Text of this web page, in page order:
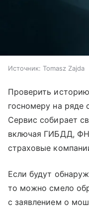
Источник: Tomasz Zajda
Проверить
госномеру на ряде
Сервис собирает
включая ГИБДД,
страховые
Если будут
то можно смело
с заявлением о